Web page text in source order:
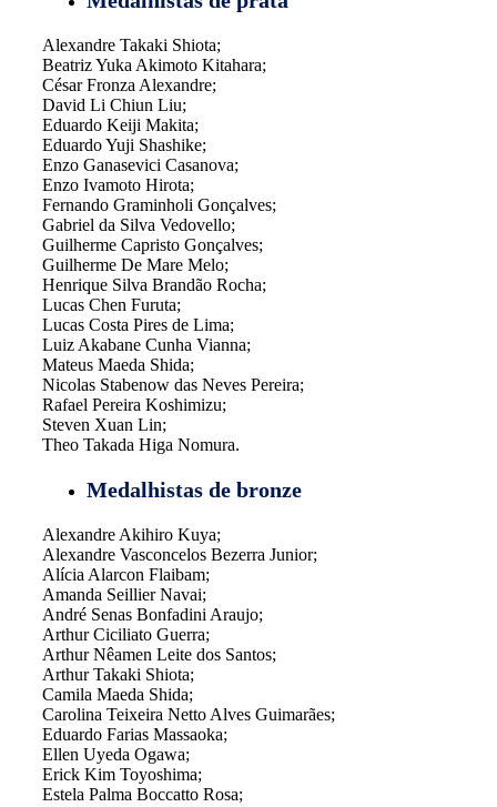
Alexandre Takaki Shiota;
Beatriz Yuka Akimoto Kitahara;
César Fronza Alexandre;
David Li Chiun Liu;
Eduardo Keiji Makita;
Eduardo Yuji Shashike;
Enzo Ganasevici Casanova;
Enzo Ivamoto Hirota;
Fernando Graminholi Gonçalves;
Gabriel da Silva Vedovello;
Guilherme Capristo Gonçalves;
Guilherme De Mare Melo;
Henrique Silva Brandão Rocha;
Lucas Chen Furuta;
Lucas Costa Pires de Lima;
Luiz Akabane Cunha Vianna;
Mateus Maeda Shida;
Nicolas Stabenow das Neves Pereira;
Rafael Pereira Koshimizu;
Steven Xuan Lin;
Theo Takada Higa Nomura.
Medalhistas de bronze
Alexandre Akihiro Kuya;
Alexandre Vasconcelos Bezerra Junior;
Alícia Alarcon Flaibam;
Amanda Seillier Navai;
André Senas Bonfadini Araujo;
Arthur Ciciliato Guerra;
Arthur Nêamen Leite dos Santos;
Arthur Takaki Shiota;
Camila Maeda Shida;
Carolina Teixeira Netto Alves Guimarães;
Eduardo Farias Massaoka;
Ellen Uyeda Ogawa;
Erick Kim Toyoshima;
Estela Palma Boccatto Rosa;